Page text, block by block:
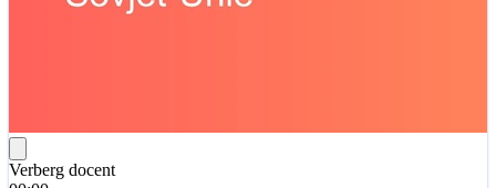
Verberg docent